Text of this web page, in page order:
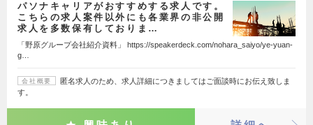
パソナキャリアがおすすめする求人です。
こちらの求人案件以外にも各業界の非公開
求人を多数保有しておりま…
「野原グループ会社紹介資料」 https://speakerdeck.com/nohara_saiyo/ye-yuan-
g…
会社概要
匿名求人のため、求人詳細につきましてはご面談時にお伝え致しま
す。